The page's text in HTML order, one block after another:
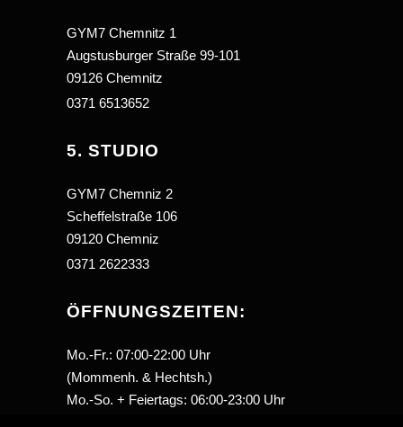
GYM7 Chemnitz 1
Augstusburger Straße 99-101
09126 Chemnitz
0371 6513652
5. STUDIO
GYM7 Chemniz 2
Scheffelstraße 106
09120 Chemniz
0371 2622333
ÖFFNUNGSZEITEN:
Mo.-Fr.: 07:00-22:00 Uhr
(Mommenh. & Hechtsh.)
Mo.-So. + Feiertags: 06:00-23:00 Uhr